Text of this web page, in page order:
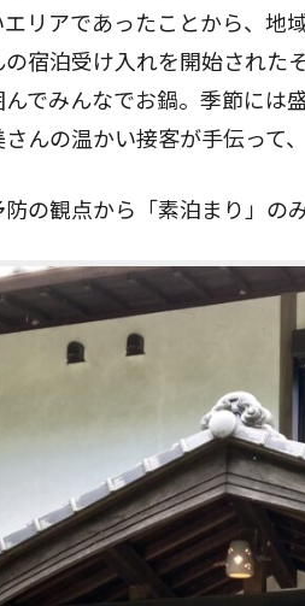
リアであったことから、地
宿泊受け入れを開始されたそ
でみんなでお鍋。季節には
んの温かい接客が手伝って
の観点から「素泊まり」の